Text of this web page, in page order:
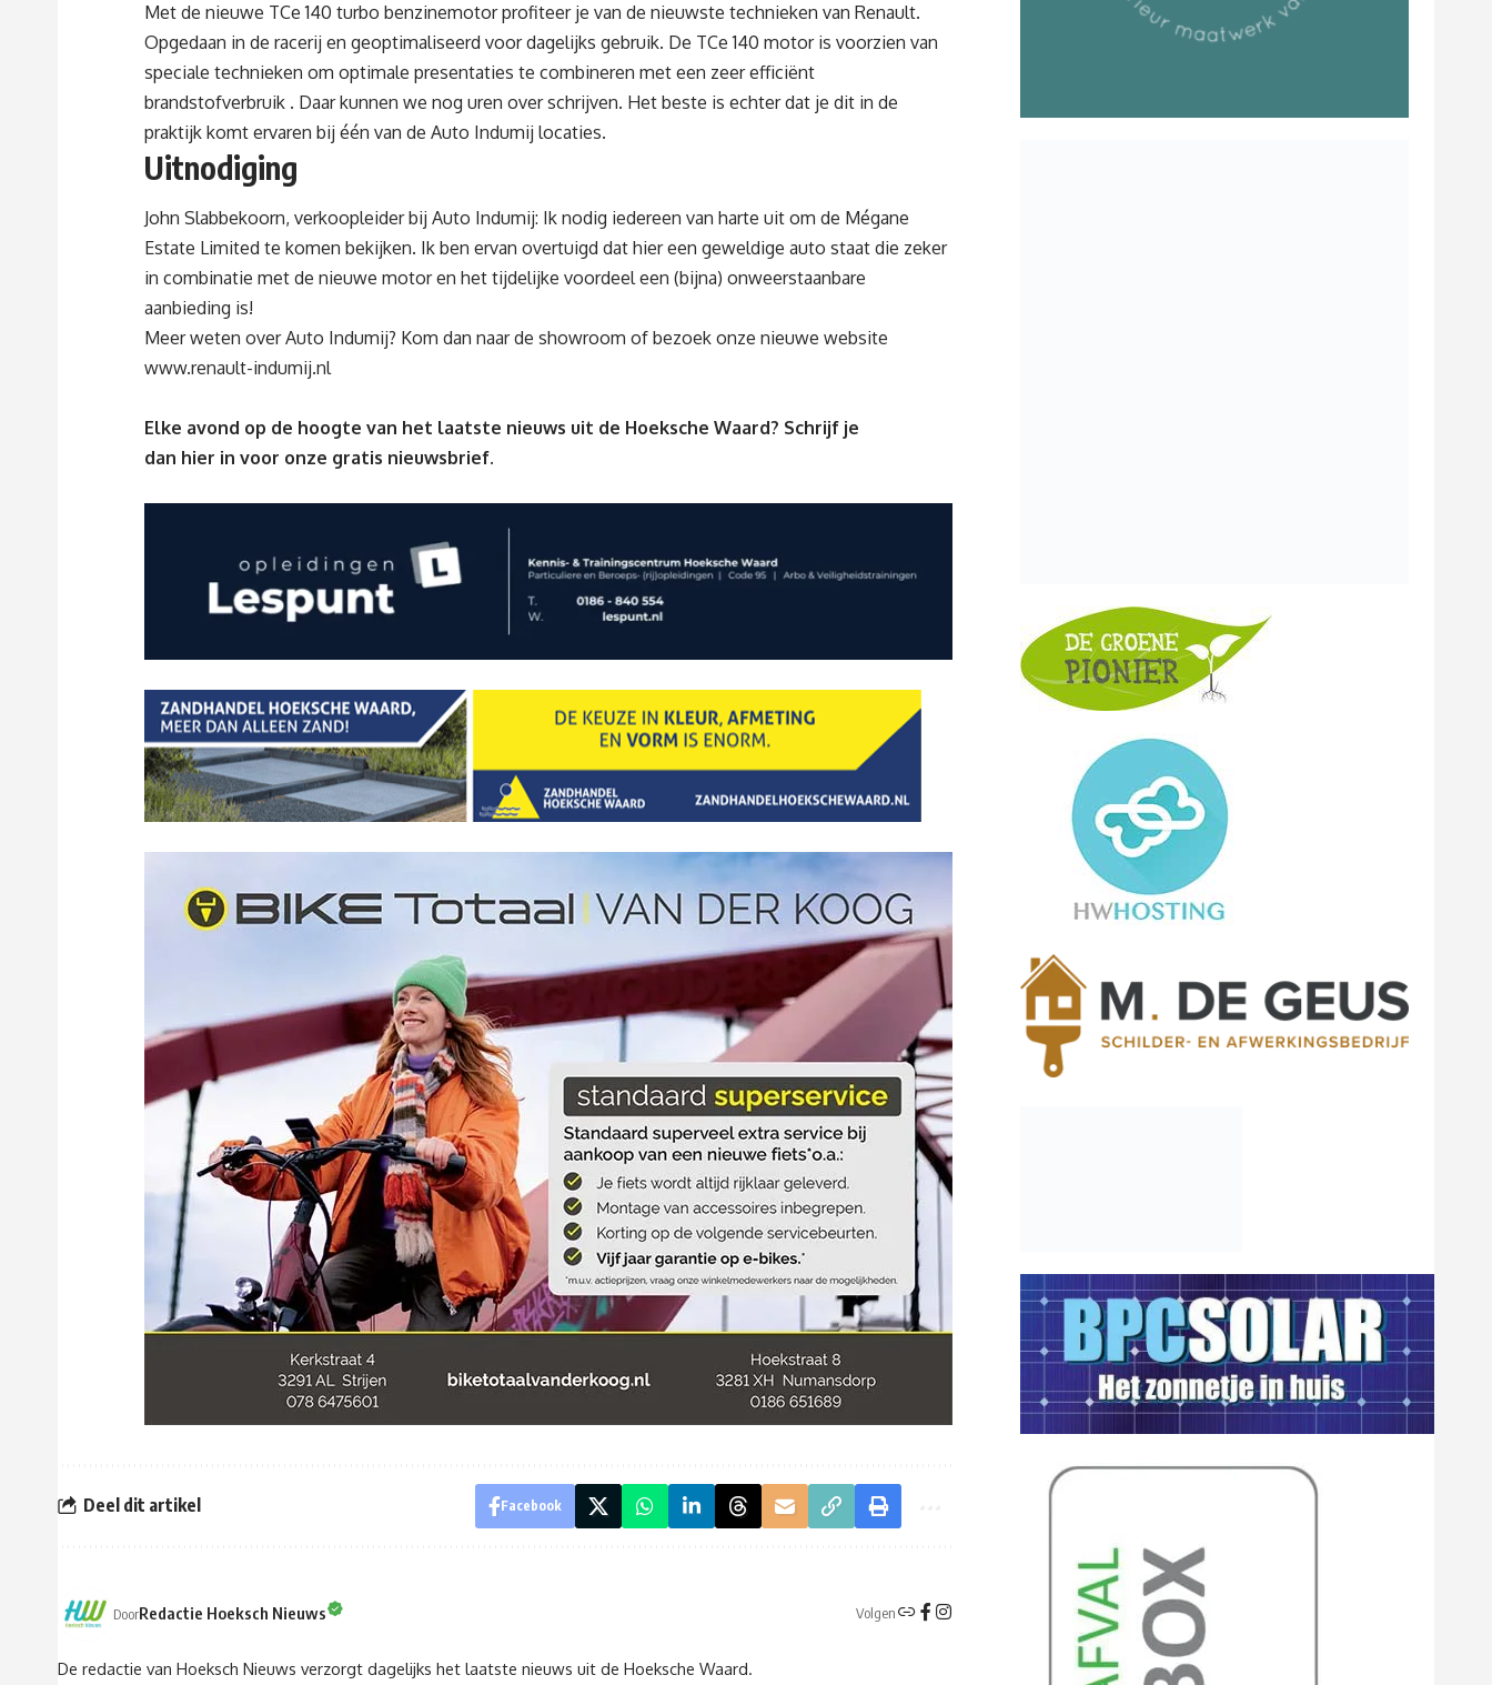
Met de nieuwe TCe 140 turbo benzinemotor profiteer je van de nieuwste technieken van Renault.
Opgedaan in de racerij en geoptimaliseerd voor dagelijks gebruik. De TCe 140 motor is voorzien van
speciale technieken om optimale presentaties te combineren met een zeer efficiënt
brandstofverbruik . Daar kunnen we nog uren over schrijven. Het beste is echter dat je dit in de
praktijk komt ervaren bij één van de Auto Indumij locaties.
Uitnodiging
John Slabbekoorn, verkoopleider bij Auto Indumij: Ik nodig iedereen van harte uit om de Mégane
Estate Limited te komen bekijken. Ik ben ervan overtuigd dat hier een geweldige auto staat die zeker
in combinatie met de nieuwe motor en het tijdelijke voordeel een (bijna) onweerstaanbare
aanbieding is!
Meer weten over Auto Indumij? Kom dan naar de showroom of bezoek onze nieuwe website
www.renault-indumij.nl
Elke avond op de hoogte van het laatste nieuws uit de Hoeksche Waard? Schrijf je
dan hier in voor onze gratis nieuwsbrief.
Deel dit artikel Facebook
DoorRedactie Hoeksch Nieuws Volgen
De redactie van Hoeksch Nieuws verzorgt dagelijks het laatste nieuws uit de Hoeksche Waard.